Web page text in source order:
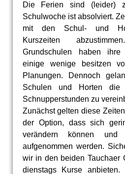
Die Ferien sind (leider)
Schulwoche ist absolviert.
mit den Schul- und
Kurszeiten
Grundschulen haben ihre
einige wenige besitzen
Planungen. Dennoch
Schulen und Horten die
Schnupperstunden zu
Zunächst gelten diese
der Option, dass sich
verändern können und
aufgenommen werden.
wir in den beiden Tauchaer
dienstags Kurse